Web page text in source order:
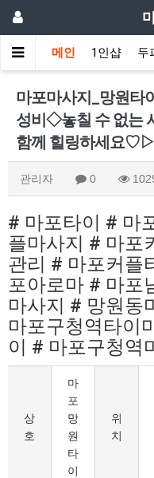
메인 1인샵 두
마포마사지_망원
성비◇놓칠 수 없는
함께 힐링하세요
관리자 0
# 마포타이 # 마
플마사지 # 마포
관리 # 마포커플
포아로마 # 마포
마사지 # 망원동
마포구청역타이
이 # 마포구청역
상
호
마
포
망
원
타
이
위
치